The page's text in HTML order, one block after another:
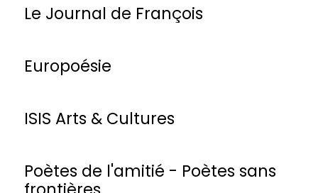
Le Journal de François
Europoésie
ISIS Arts & Cultures
Poètes de l'amitié - Poètes sans